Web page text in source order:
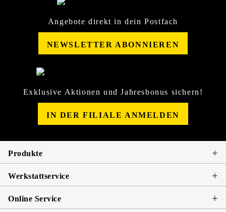
Angebote direkt in dein Postfach
NEWSLETTER ABONNIEREN
Exklusive Aktionen und Jahresbonus sichern!
IN DER FILIALE ANMELDEN
Produkte
Werkstattservice
Online Service